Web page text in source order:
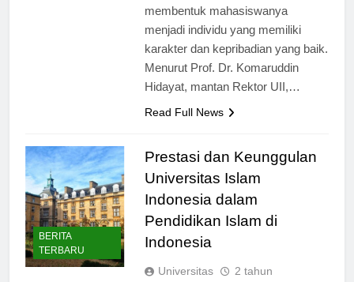
membentuk mahasiswanya
menjadi individu yang memiliki
karakter dan kepribadian yang baik.
Menurut Prof. Dr. Komaruddin
Hidayat, mantan Rektor UII,…
Read Full News
BERITA
TERBARU
Prestasi dan Keunggulan
Universitas Islam
Indonesia dalam
Pendidikan Islam di
Indonesia
Universitas
2 tahun